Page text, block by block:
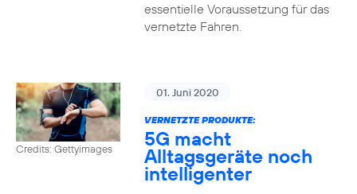
essentielle Voraussetzung für das
vernetzte Fahren.
Credits: Gettyimages
01. Juni 2020
VERNETZTE PRODUKTE:
5G macht
Alltagsgeräte noch
intelligenter